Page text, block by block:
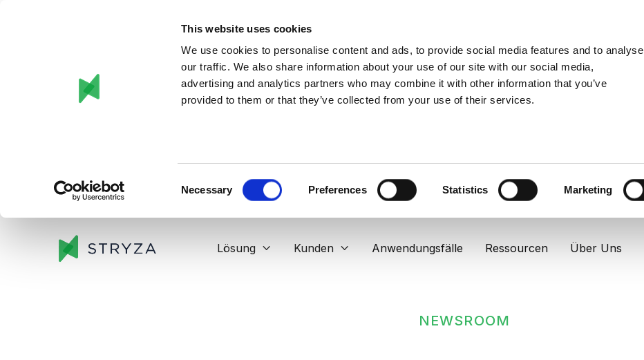
This website uses cookies
We use cookies to personalise content and ads, to provide social media features and to analyse
our traffic. We also share information about your use of our site with our social media,
advertising and analytics partners who may combine it with other information that you’ve
provided to them or that they’ve collected from your use of their services.
Necessary Preferences Statistics Marketing
Lösung  Kunden  Anwendungsfälle Ressourcen Über Uns
NEWSROOM